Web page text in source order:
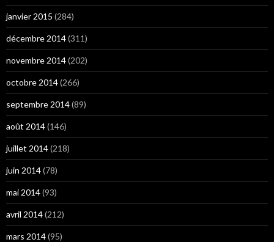
janvier 2015 (284)
décembre 2014(311)
novembre 2014(202)
octobre 2014(266)
septembre 2014(89)
août 2014(146)
juillet 2014(218)
juin 2014(78)
mai 2014(93)
avril 2014(212)
mars 2014(95)